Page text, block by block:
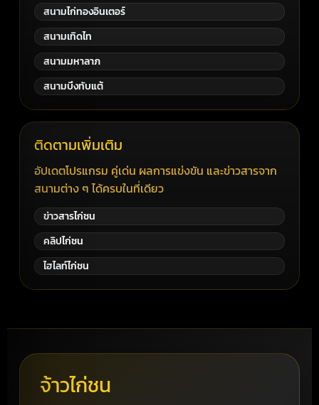
สนามไก่ทองอินเตอร์
สนามเทิดไท
สนามมหาลาภ
สนามบึงทับแต้
ติดตามเพิ่มเติม
อัปเดตโปรแกรม คู่เด่น ผลการแข่งขัน และข่าวสารจาก
สนามต่าง ๆ ได้ครบในที่เดียว
ข่าวสารไก่ชน
คลิปไก่ชน
ไฮไลท์ไก่ชน
จ้าวไก่ชน